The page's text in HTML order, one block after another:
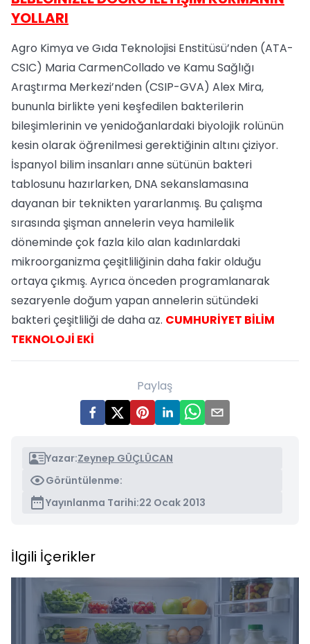
YOLLARI
Agro Kimya ve Gıda Teknolojisi Enstitüsü’nden (ATA-
CSIC) Maria CarmenCollado ve Kamu Sağlığı
Araştırma Merkezi’nden (CSIP-GVA) Alex Mira,
bununla birlikte yeni keşfedilen bakterilerin
bileşimlerinin ve yenidoğanlardaki biyolojik rolünün
kesin olarak öğrenilmesi gerektiğinin altını çiziyor.
İspanyol bilim insanları anne sütünün bakteri
tablosunu hazırlarken, DNA sekanslamasına
dayanan bir teknikten yararlanmış. Bu çalışma
sırasında şişman annelerin veya hamilelik
döneminde çok fazla kilo alan kadınlardaki
mikroorganizma çeşitliliğinin daha fakir olduğu
ortaya çıkmış. Ayrıca önceden programlanarak
sezaryenle doğum yapan annelerin sütündeki
bakteri çeşitliliği de daha az. CUMHURİYET BİLİM
TEKNOLOJİ EKİ
Paylaş
Yazar:Zeynep GÜÇLÜCAN
Görüntülenme:
Yayınlanma Tarihi:22 Ocak 2013
İlgili İçerikler